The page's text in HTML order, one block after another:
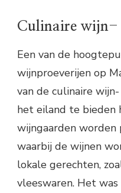
Culinaire wijn-
Een van de
wijnproeverijen op
van de culinaire
het eiland te bieden
wijngaarden worden
waarbij de wijnen
lokale gerechten,
vleeswaren. Het